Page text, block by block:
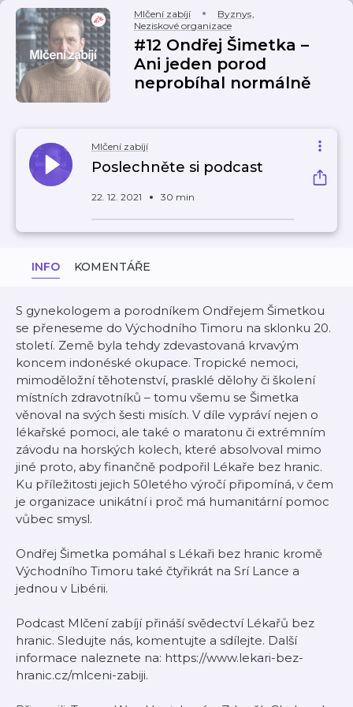
Mlčení zabíjí Byznys,
Neziskové organizace
#12 Ondřej Šimetka –
Ani jeden porod
neprobíhal normálně
Mlčení zabíjí
Poslechněte si podcast
22. 12. 2021 30 min
INFO KOMENTÁŘE
S gynekologem a porodníkem Ondřejem Šimetkou
se přeneseme do Východního Timoru na sklonku 20.
století. Země byla tehdy zdevastovaná krvavým
koncem indonéské okupace. Tropické nemoci,
mimoděložní těhotenství, prasklé dělohy či školení
místních zdravotníků – tomu všemu se Šimetka
věnoval na svých šesti misích. V díle vypráví nejen o
lékařské pomoci, ale také o maratonu či extrémním
závodu na horských kolech, které absolvoval mimo
jiné proto, aby finančně podpořil Lékaře bez hranic.
Ku příležitosti jejich 50letého výročí připomíná, v čem
je organizace unikátní i proč má humanitární pomoc
vůbec smysl.
Ondřej Šimetka pomáhal s Lékaři bez hranic kromě
Východního Timoru také čtyřikrát na Srí Lance a
jednou v Libérii.
Podcast Mlčení zabíjí přináší svědectví Lékařů bez
hranic. Sledujte nás, komentujte a sdílejte. Další
informace naleznete na: https://www.lekari-bez-
hranic.cz/mlceni-zabiji.